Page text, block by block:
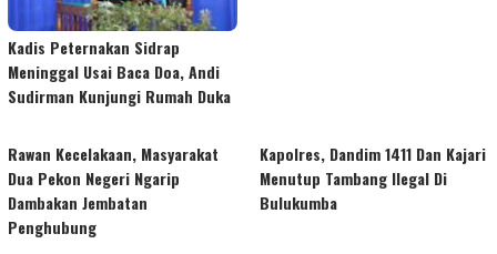
Kadis Peternakan Sidrap
Meninggal Usai Baca Doa, Andi
Sudirman Kunjungi Rumah Duka
Rawan Kecelakaan, Masyarakat
Dua Pekon Negeri Ngarip
Dambakan Jembatan
Penghubung
Kapolres, Dandim 1411 Dan Kajari
Menutup Tambang Ilegal Di
Bulukumba